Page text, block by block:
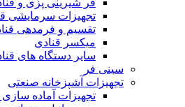
فر شیرینی پزی و
تجهیزات سرمایشی
تقسیم و فرمدهی
میکسر قنادی
سایر دستگاه های
سینی فر
تجهیزات آشپزخانه صنعتی
تجهیزات آماده